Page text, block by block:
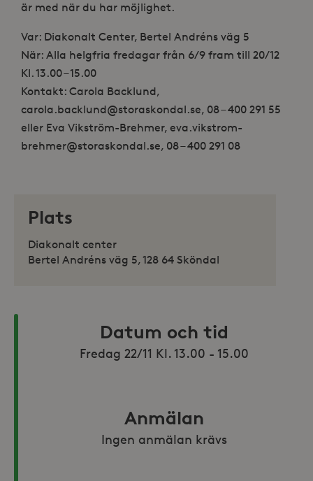
är med när du har möjlighet.
Var: Diakonalt Center, Bertel Andréns väg 5
När: Alla helgfria fredagar från 6/9 fram till 20/12
Kl. 13.00 – 15.00
Kontakt: Carola Backlund,
carola.backlund@storaskondal.se, 08 – 400 291 55
eller Eva Vikström-Brehmer, eva.vikstrom-
brehmer@storaskondal.se, 08 – 400 291 08
Plats
Diakonalt center
Bertel Andréns väg 5, 128 64 Sköndal
Datum och tid
Anmälan
Ingen anmälan krävs